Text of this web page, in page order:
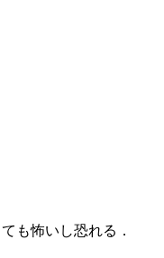
も怖いし恐れる．